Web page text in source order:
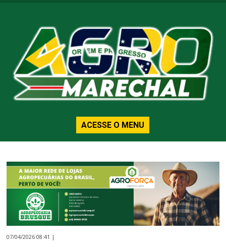
ACESSE O MENU
07/04/2026 08:41 |